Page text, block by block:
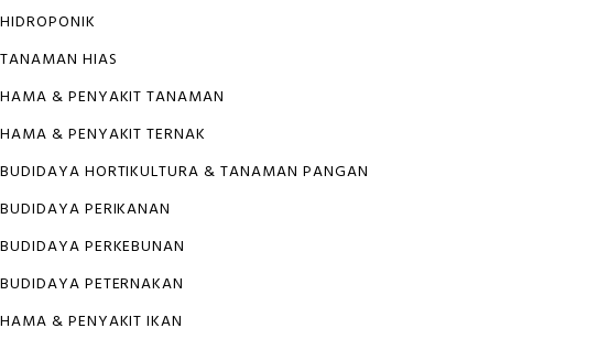
HIDROPONIK
TANAMAN HIAS
HAMA & PENYAKIT TANAMAN
HAMA & PENYAKIT TERNAK
BUDIDAYA HORTIKULTURA & TANAMAN PANGAN
BUDIDAYA PERIKANAN
BUDIDAYA PERKEBUNAN
BUDIDAYA PETERNAKAN
HAMA & PENYAKIT IKAN